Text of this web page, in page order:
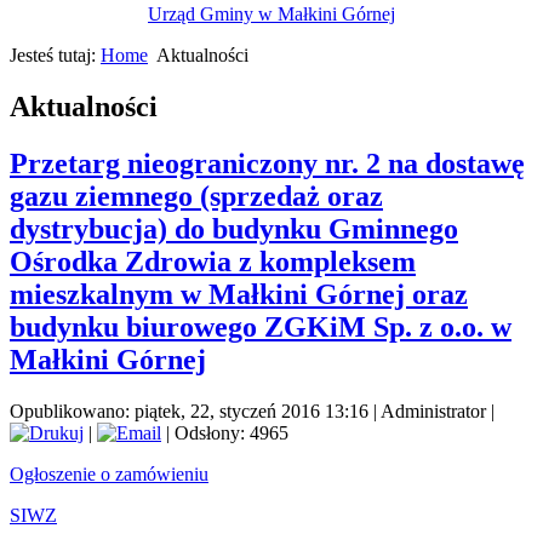
Urząd Gminy w Małkini Górnej
Jesteś tutaj: Home Aktualności
Aktualności
Przetarg nieograniczony nr. 2 na dostawę
gazu ziemnego (sprzedaż oraz
dystrybucja) do budynku Gminnego
Ośrodka Zdrowia z kompleksem
mieszkalnym w Małkini Górnej oraz
budynku biurowego ZGKiM Sp. z o.o. w
Małkini Górnej
Opublikowano: piątek, 22, styczeń 2016 13:16 | Administrator|
|
| Odsłony: 4965
Ogłoszenie o zamówieniu
SIWZ